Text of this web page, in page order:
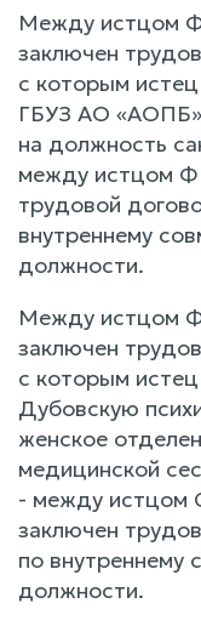
Между истцом
заключен
с которым
ГБУЗ АО «АОПБ»
на должность
между истцом
трудовой
внутреннему
должности.
Между истцом
заключен
с которым
Дубовскую
женское
медицинской
- между истцом
заключен
по внутреннему
должности.